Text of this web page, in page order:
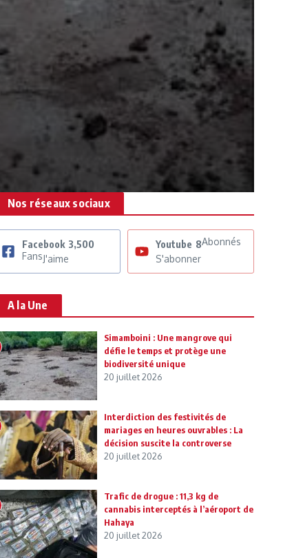
Nos réseaux sociaux
Facebook 3,500
FansJ'aime
Youtube 8Abonnés
S'abonner
A la Une
Simamboini : Une mangrove qui
défie le temps et protège une
biodiversité unique
20 juillet 2026
Interdiction des festivités de
mariages en heures ouvrables : La
décision suscite la controverse
20 juillet 2026
Trafic de drogue : 11,3 kg de
cannabis interceptés à l’aéroport de
Hahaya
20 juillet 2026